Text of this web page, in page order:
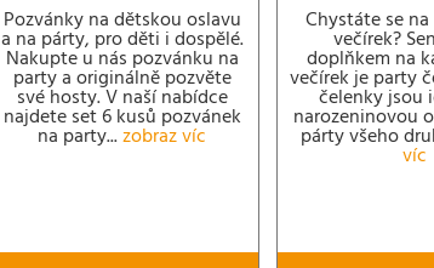
Pozvánky na dětskou oslavu
a na párty, pro děti i dospělé.
Nakupte u nás pozvánku na
party a originálně pozvěte
své hosty. V naší nabídce
najdete set 6 kusů pozvánek
na party... zobraz víc
Chystáte se na
večírek?
doplňkem na
večírek je party
čelenky jsou
narozeninovou
párty všeho
víc